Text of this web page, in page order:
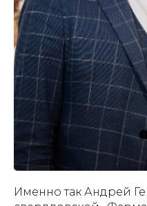
Именно так Андрей